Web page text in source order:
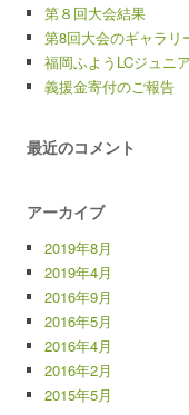
第８回大会結果
第8回大会のギャラリ
福岡ふようLCジュ
義援金寄付のご報告
最近のコメント
アーカイブ
2019年8月
2019年4月
2016年9月
2016年5月
2016年4月
2016年2月
2015年5月